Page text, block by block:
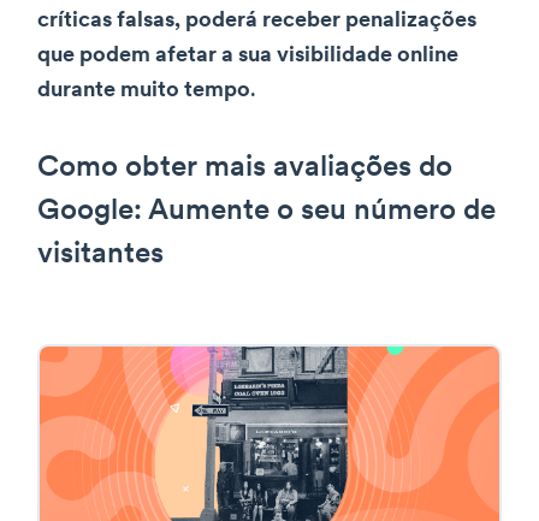
críticas falsas, poderá receber penalizações
que podem afetar a sua visibilidade online
durante muito tempo.
Como obter mais avaliações do
Google: Aumente o seu número de
visitantes